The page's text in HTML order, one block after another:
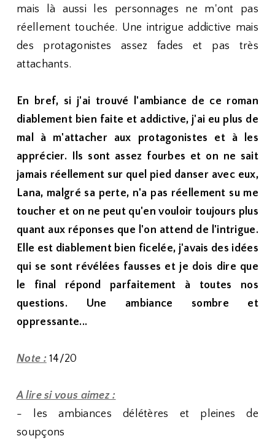
mais là aussi les personnages ne m'ont pas
réellement touchée. Une intrigue addictive mais
des protagonistes assez fades et pas très
attachants.
En bref, si j'ai trouvé l'ambiance de ce roman
diablement bien faite et addictive, j'ai eu plus de
mal à m'attacher aux protagonistes et à les
apprécier. Ils sont assez fourbes et on ne sait
jamais réellement sur quel pied danser avec eux,
Lana, malgré sa perte, n'a pas réellement su me
toucher et on ne peut qu'en vouloir toujours plus
quant aux réponses que l'on attend de l'intrigue.
Elle est diablement bien ficelée, j'avais des idées
qui se sont révélées fausses et je dois dire que
le final répond parfaitement à toutes nos
questions. Une ambiance sombre et
oppressante...
Note : 14/20
A lire si vous aimez :
- les ambiances délétères et pleines de
soupçons